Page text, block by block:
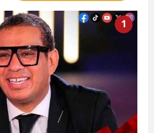
1